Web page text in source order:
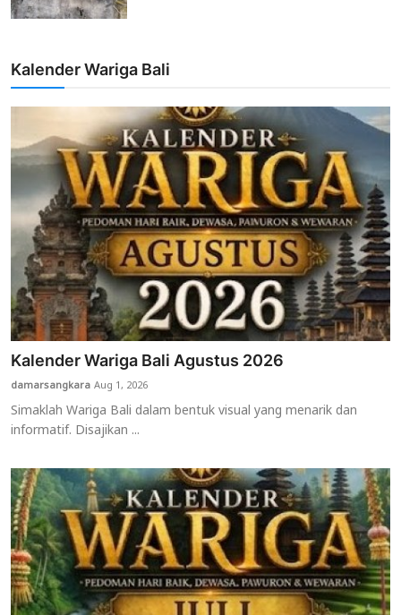
Kalender Wariga Bali
Kalender Wariga Bali Agustus 2026
damarsangkaraAug 1, 2026
Simaklah Wariga Bali dalam bentuk visual yang menarik dan
informatif. Disajikan ...